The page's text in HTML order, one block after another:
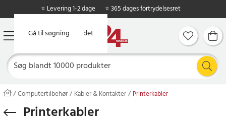
Gå til hovedindholdet
Gå til søgning
⭐ Levering 1-2 dage ⭐ 365 dages fortrydelsesret
Computertilbehør Kabler & Kontakter Printerkabler
Printerkabler